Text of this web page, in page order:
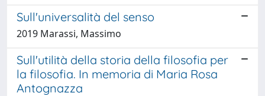
Sull'universalità del senso
2019 Marassi, Massimo
Sull'utilità della storia della filosofia per
la filosofia. In memoria di Maria Rosa
Antognazza